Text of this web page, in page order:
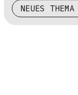
NEUES